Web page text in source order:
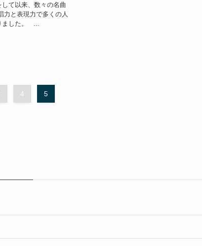
て以来、数々の名曲
力と表現力で多くの人
ました。 ...
4 5